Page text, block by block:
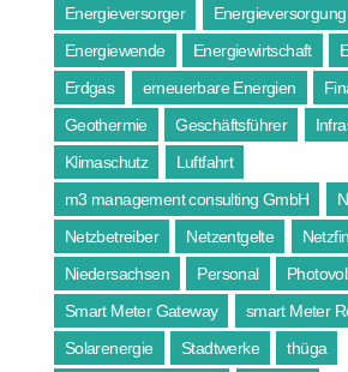
Energieversorger
Energieversorgung
Energiewende
Energiewirtschaft
Erdgas
erneuerbare Energien
Geothermie
Geschäftsführer
Klimaschutz
Luftfahrt
m3 management consulting GmbH
Netzbetreiber
Netzentgelte
Niedersachsen
Personal
Smart Meter Gateway
smart Meter
Solarenergie
Stadtwerke
thüga